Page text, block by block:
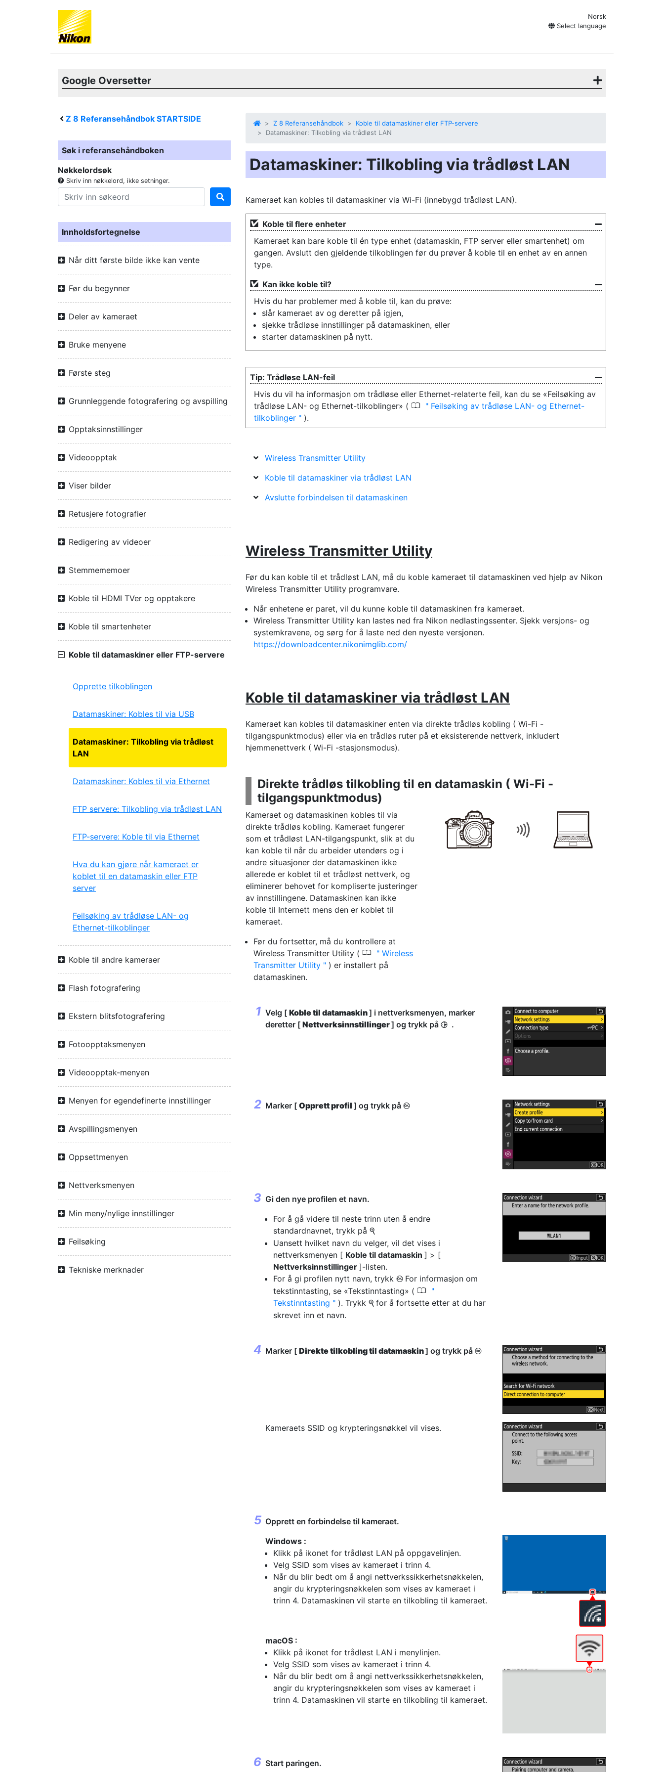
Norsk
Select language
Google Oversetter
Z 8 Referansehåndbok STARTSIDE
Søk i referansehåndboken
Nøkkelordsøk
Skriv inn nøkkelord, ikke setninger.
Innholdsfortegnelse
Når ditt første bilde ikke kan vente
Før du begynner
Deler av kameraet
Bruke menyene
Første steg
Grunnleggende fotografering og avspilling
Opptaksinnstillinger
Videoopptak
Viser bilder
Retusjere fotografier
Redigering av videoer
Stemmememoer
Koble til HDMI TVer og opptakere
Koble til smartenheter
Koble til datamaskiner eller FTP-servere
Opprette tilkoblingen
Datamaskiner: Kobles til via USB
Datamaskiner: Tilkobling via trådløst
LAN
Datamaskiner: Kobles til via Ethernet
FTP servere: Tilkobling via trådløst LAN
FTP-servere: Koble til via Ethernet
Hva du kan gjøre når kameraet er
koblet til en datamaskin eller FTP
server
Feilsøking av trådløse LAN- og
Ethernet-tilkoblinger
Koble til andre kameraer
Flash fotografering
Ekstern blitsfotografering
Fotoopptaksmenyen
Videoopptak-menyen
Menyen for egendefinerte innstillinger
Avspillingsmenyen
Oppsettmenyen
Nettverksmenyen
Min meny/nylige innstillinger
Feilsøking
Tekniske merknader
Z 8 Referansehåndbok
Koble til datamaskiner eller FTP-servere
Datamaskiner: Tilkobling via trådløst LAN
Datamaskiner: Tilkobling via trådløst LAN
Kameraet kan kobles til datamaskiner via Wi-Fi (innebygd trådløst LAN).
Koble til flere enheter
Kameraet kan bare koble til én type enhet (datamaskin, FTP server eller smartenhet) om
gangen. Avslutt den gjeldende tilkoblingen før du prøver å koble til en enhet av en annen
type.
Kan ikke koble til?
Hvis du har problemer med å koble til, kan du prøve:
slår kameraet av og deretter på igjen,
sjekke trådløse innstillinger på datamaskinen, eller
starter datamaskinen på nytt.
Trådløse LAN-feil
Hvis du vil ha informasjon om trådløse eller Ethernet-relaterte feil, kan du se «Feilsøking av
trådløse LAN- og Ethernet-tilkoblinger» ( 0
Feilsøking av trådløse LAN- og Ethernet-
tilkoblinger
).
Wireless Transmitter Utility
Koble til datamaskiner via trådløst LAN
Avslutte forbindelsen til datamaskinen
Wireless Transmitter Utility
Før du kan koble til et trådløst LAN, må du koble kameraet til datamaskinen ved hjelp av Nikon
Wireless Transmitter Utility programvare.
Når enhetene er paret, vil du kunne koble til datamaskinen fra kameraet.
Wireless Transmitter Utility kan lastes ned fra Nikon nedlastingssenter. Sjekk versjons- og
systemkravene, og sørg for å laste ned den nyeste versjonen.
https://downloadcenter.nikonimglib.com/
Koble til datamaskiner via trådløst LAN
Kameraet kan kobles til datamaskiner enten via direkte trådløs kobling ( Wi-Fi -
tilgangspunktmodus) eller via en trådløs ruter på et eksisterende nettverk, inkludert
hjemmenettverk ( Wi-Fi -stasjonsmodus).
Direkte trådløs tilkobling til en datamaskin ( Wi-Fi -
tilgangspunktmodus)
Kameraet og datamaskinen kobles til via
direkte trådløs kobling. Kameraet fungerer
som et trådløst LAN-tilgangspunkt, slik at du
kan koble til når du arbeider utendørs og i
andre situasjoner der datamaskinen ikke
allerede er koblet til et trådløst nettverk, og
eliminerer behovet for kompliserte justeringer
av innstillingene. Datamaskinen kan ikke
koble til Internett mens den er koblet til
kameraet.
Før du fortsetter, må du kontrollere at
Wireless Transmitter Utility ( 0
Wireless
Transmitter Utility
) er installert på
datamaskinen.
Velg [ Koble til datamaskin] i nettverksmenyen, marker
deretter [ Nettverksinnstillinger] og trykk på 2 .
Marker [ Opprett profil ] og trykk på J
Gi den nye profilen et navn.
For å gå videre til neste trinn uten å endre
standardnavnet, trykk på X
Uansett hvilket navn du velger, vil det vises i
nettverksmenyen [ Koble til datamaskin ] > [
Nettverksinnstillinger ]-listen.
For å gi profilen nytt navn, trykk J For informasjon om
tekstinntasting, se «Tekstinntasting» ( 0
Tekstinntasting ). Trykk X for å fortsette etter at du har
skrevet inn et navn.
Marker [ Direkte tilkobling til datamaskin] og trykk på J
Kameraets SSID og krypteringsnøkkel vil vises.
Opprett en forbindelse til kameraet.
Windows :
Klikk på ikonet for trådløst LAN på oppgavelinjen.
Velg SSID som vises av kameraet i trinn 4.
Når du blir bedt om å angi nettverkssikkerhetsnøkkelen,
angir du krypteringsnøkkelen som vises av kameraet i
trinn 4. Datamaskinen vil starte en tilkobling til kameraet.
macOS :
Klikk på ikonet for trådløst LAN i menylinjen.
Velg SSID som vises av kameraet i trinn 4.
Når du blir bedt om å angi nettverkssikkerhetsnøkkelen,
angir du krypteringsnøkkelen som vises av kameraet i
trinn 4. Datamaskinen vil starte en tilkobling til kameraet.
Start paringen.